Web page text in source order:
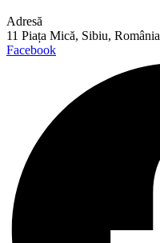
Adresă
11 Piața Mică, Sibiu, România
Facebook